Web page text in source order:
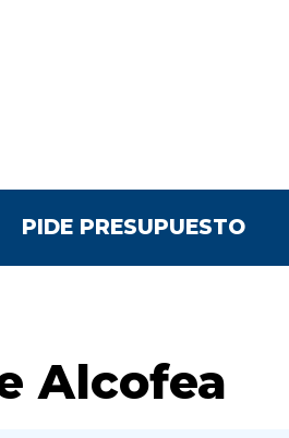
PIDE PRESUPUESTO
Alcofea